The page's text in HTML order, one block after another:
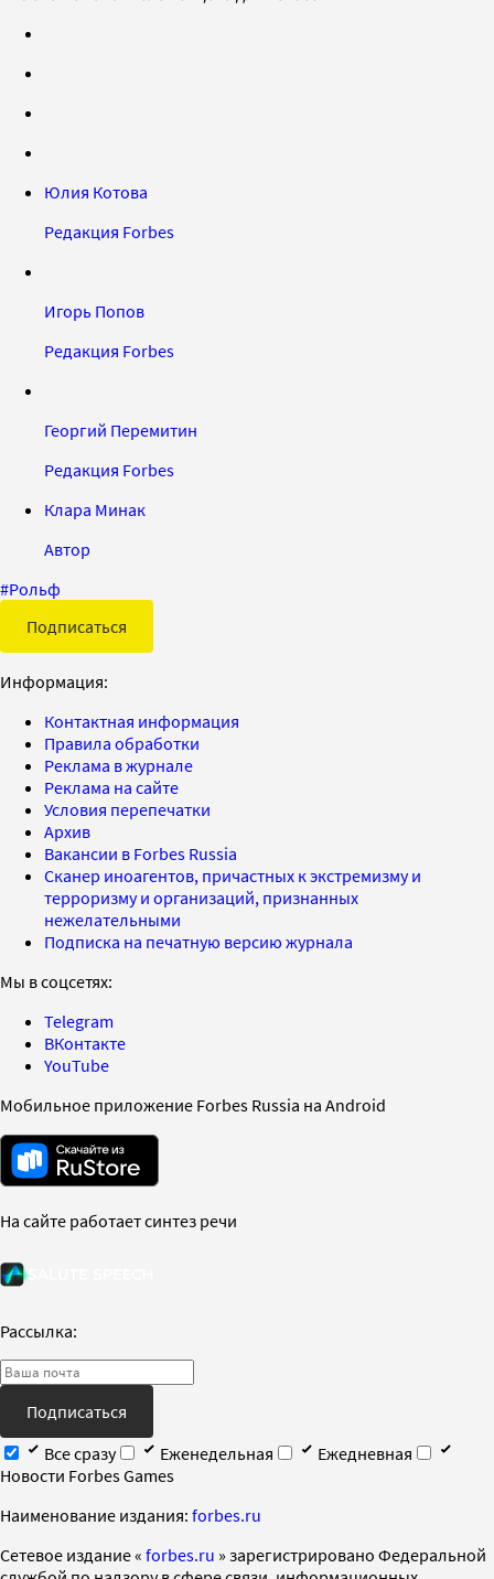
Юлия Котова
Редакция Forbes
Игорь Попов
Редакция Forbes
Георгий Перемитин
Редакция Forbes
Клара Минак
Автор
#Рольф
Подписаться
Информация:
Контактная информация
Правила обработки
Реклама в журнале
Реклама на сайте
Условия перепечатки
Архив
Вакансии в Forbes Russia
Сканер иноагентов, причастных к экстремизму и
терроризму и организаций, признанных
нежелательными
Подписка на печатную версию журнала
Мы в соцсетях:
Telegram
ВКонтакте
YouTube
Мобильное приложение Forbes Russia на Android
На сайте работает синтез речи
Рассылка:
Подписаться
Все сразу
Еженедельная
Ежедневная
Новости Forbes Games
Наименование издания: forbes.ru
Cетевое издание « forbes.ru » зарегистрировано Федеральной